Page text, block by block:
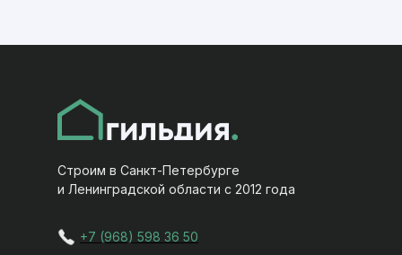
Строим в Санкт-Петербурге
и Ленинградской области с 2012 года
+7 (968) 598 36 50